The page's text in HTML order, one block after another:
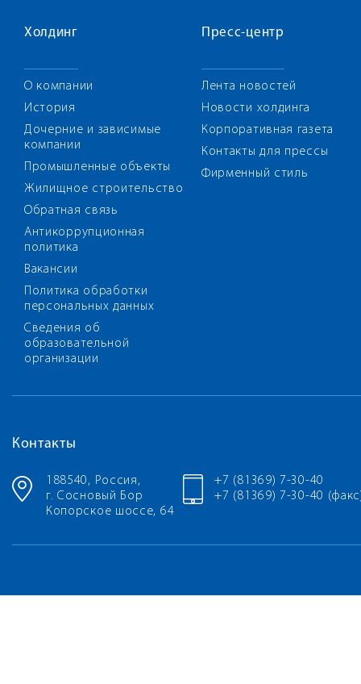
Холдинг
О компании
История
Дочерние и зависимые
компании
Промышленные объекты
Жилищное строительство
Обратная связь
Антикоррупционная
политика
Вакансии
Политика обработки
персональных данных
Сведения об
образовательной
организации
Пресс-центр
Лента новостей
Новости холдинга
Корпоративная газета
Контакты для прессы
Фирменный стиль
Контакты
188540, Россия,
г. Сосновый Бор
Копорское шоссе, 64
+7 (81369) 7-30-40
+7 (81369) 7-30-40